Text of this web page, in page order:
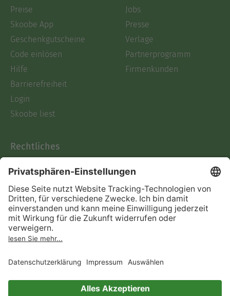
Preise
Skoobe App
Geschenkgutscheine
Code einlösen
Hilfe
Barrierefreiheit
Login
Skoobe liest
Jobs
Presse
Verlage
Partnerprogramm
Firmenkunden
Rechtliches
AGB
Informationen nach Data
Act
Verträge hier kündigen
Impressum